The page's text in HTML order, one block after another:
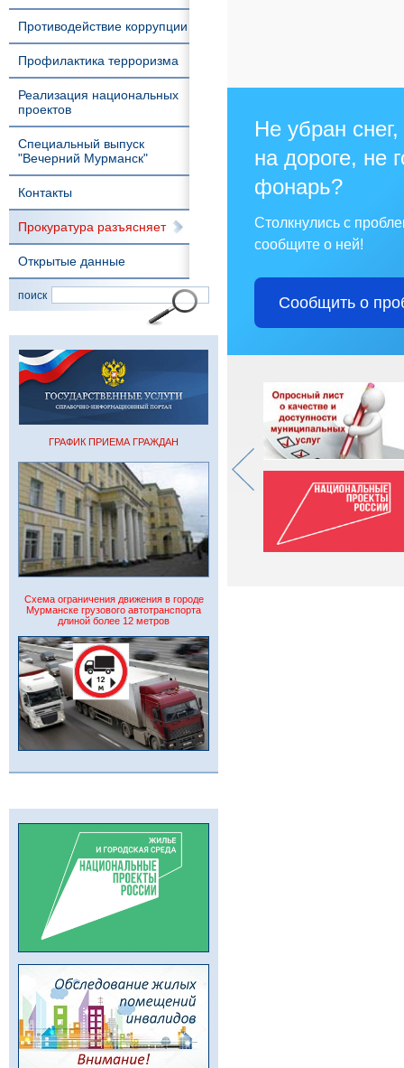
Противодействие коррупции
Профилактика терроризма
Реализация национальных
проектов
Специальный выпуск
"Вечерний Мурманск"
Контакты
Прокуратура разъясняет
Открытые данные
поиск
ГРАФИК ПРИЕМА ГРАЖДАН
Схема ограничения движения в городе
Мурманске грузового автотранспорта
длиной более 12 метров
Не убран
на дороге, не
фонарь?
Столкнулись с
сообщите о ней!
Сообщить о